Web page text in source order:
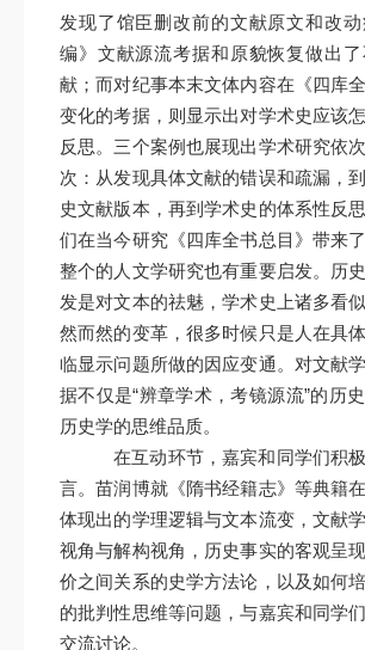
发现了馆臣删改前的文献原文和改
编》文献源流考据和原貌恢复做出
献；而对纪事本末文体内容在《四库
变化的考据，则显示出对学术史应该
反思。三个案例也展现出学术研究依
次：从发现具体文献的错误和疏漏，
史文献版本，再到学术史的体系性反
们在当今研究《四库全书总目》带来
整个的人文学研究也有重要启发。历
发是对文本的祛魅，学术史上诸多看
然而然的变革，很多时候只是人在具
临显示问题所做的因应变通。对文献
据不仅是“辨章学术，考镜源流”的历
历史学的思维品质。
在互动环节，嘉宾和同学们积
言。苗润博就《隋书经籍志》等典籍
体现出的学理逻辑与文本流变，文献
视角与解构视角，历史事实的客观呈
价之间关系的史学方法论，以及如何
的批判性思维等问题，与嘉宾和同学
交流讨论。